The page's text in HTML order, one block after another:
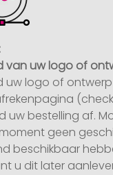
van uw logo of
uw logo of
uw bestelling af.
geen
beschikbaar
u dit later